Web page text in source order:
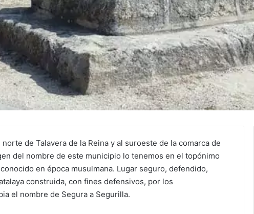
de Talavera de la Reina y al suroeste de la comarca de
del nombre de este municipio lo tenemos en el topónimo
en época musulmana. Lugar seguro, defendido,
construida, con fines defensivos, por los
el nombre de Segura a Segurilla.